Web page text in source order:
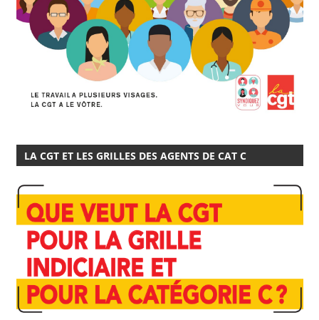
LA CGT ET LES GRILLES DES AGENTS DE CAT C